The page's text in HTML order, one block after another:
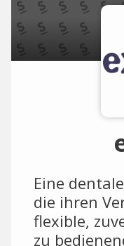
Eine
die ihren
flexible,
zu